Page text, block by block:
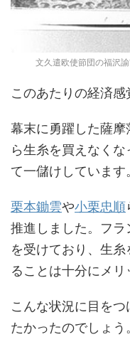
文久遣欧使節団の福沢
このあたりの経済感
幕末に勇躍した薩
ら生糸を買えなく
て一儲けしています
栗本鋤雲や小栗忠順
推進しました。フ
を受けており、生
ることは十分にメリ
こんな状況に目を
たかったのでしょう